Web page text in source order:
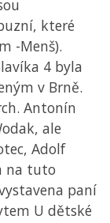
které
-Menš).
4 byla
v Brně.
Antonín
ale
Adolf
na tuto
paní
U dětské